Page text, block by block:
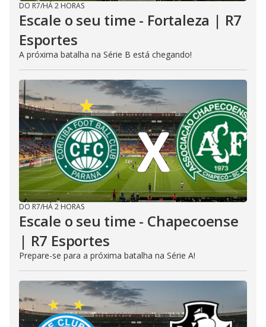
DO R7/HÁ 2 HORAS
Escale o seu time - Fortaleza | R7
Esportes
A próxima batalha na Série B está chegando!
DO R7/HÁ 2 HORAS
Escale o seu time - Chapecoense
| R7 Esportes
Prepare-se para a próxima batalha na Série A!